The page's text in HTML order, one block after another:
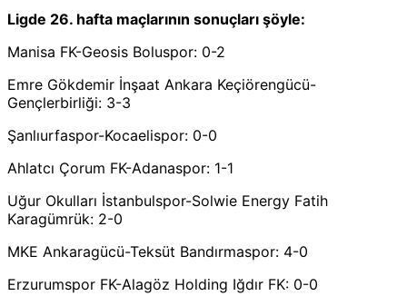
Ligde 26. hafta maçlarının sonuçları şöyle:
Manisa FK-Geosis Boluspor: 0-2
Emre Gökdemir İnşaat Ankara Keçiörengücü-
Gençlerbirliği: 3-3
Şanlıurfaspor-Kocaelispor: 0-0
Ahlatcı Çorum FK-Adanaspor: 1-1
Uğur Okulları İstanbulspor-Solwie Energy Fatih
Karagümrük: 2-0
MKE Ankaragücü-Teksüt Bandırmaspor: 4-0
Erzurumspor FK-Alagöz Holding Iğdır FK: 0-0